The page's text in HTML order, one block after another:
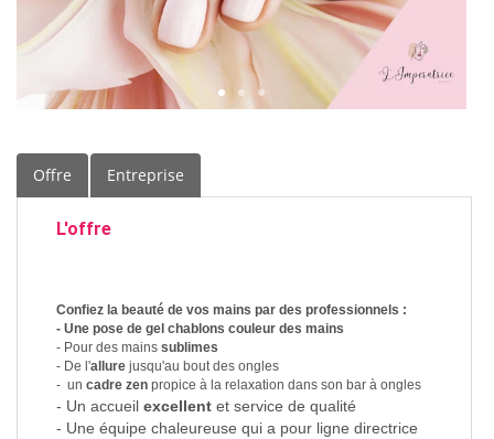
Offre Entreprise
L'offre
Confiez la beauté de vos mains par des professionnels :
- Une pose de gel chablons couleur des mains
- Pour des mains sublimes
- De l'allure jusqu'au bout des ongles
- un cadre zen propice à la relaxation dans son bar à ongles
- Un accueil excellent et service de qualité
- Une équipe chaleureuse qui a pour ligne directrice